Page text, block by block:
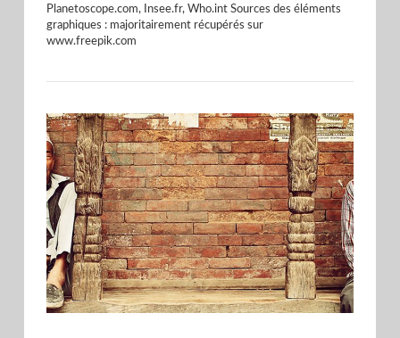
VIEW POST
Planetoscope.com, Insee.fr, Who.int Sources des éléments
graphiques : majoritairement récupérés sur
www.freepik.com